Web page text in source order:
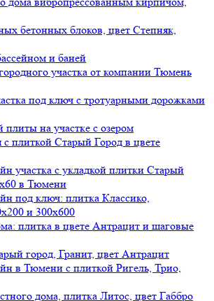
бетонных блоков, цвет Степняк,
и баней
участка от компании Тюмень
под ключ с тротуарными дорожками
плиты на участке с озером
с плиткой Старый Город в цвете
участка с укладкой плитки Старый
в Тюмени
под ключ: плитка Классико,
и 300х600
плитка в цвете Антрацит и шаговые
город, Гранит, цвет Антрацит
в Тюмени с плиткой Ригель, Трио,
дома, плитка Литос, цвет Габбро